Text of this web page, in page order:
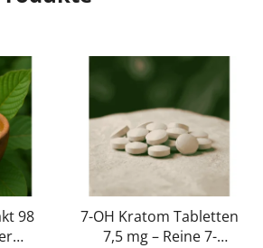
98
7-OH Kratom Tabletten
7,5 mg – Reine 7-